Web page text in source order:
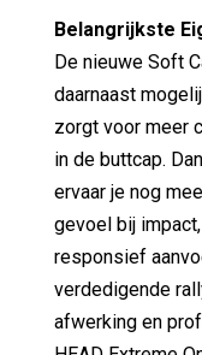
Belangrijkste
De nieuwe Soft
daarnaast
zorgt voor meer
in de buttcap.
ervaar je nog
gevoel bij
responsief
verdedigende
afwerking en